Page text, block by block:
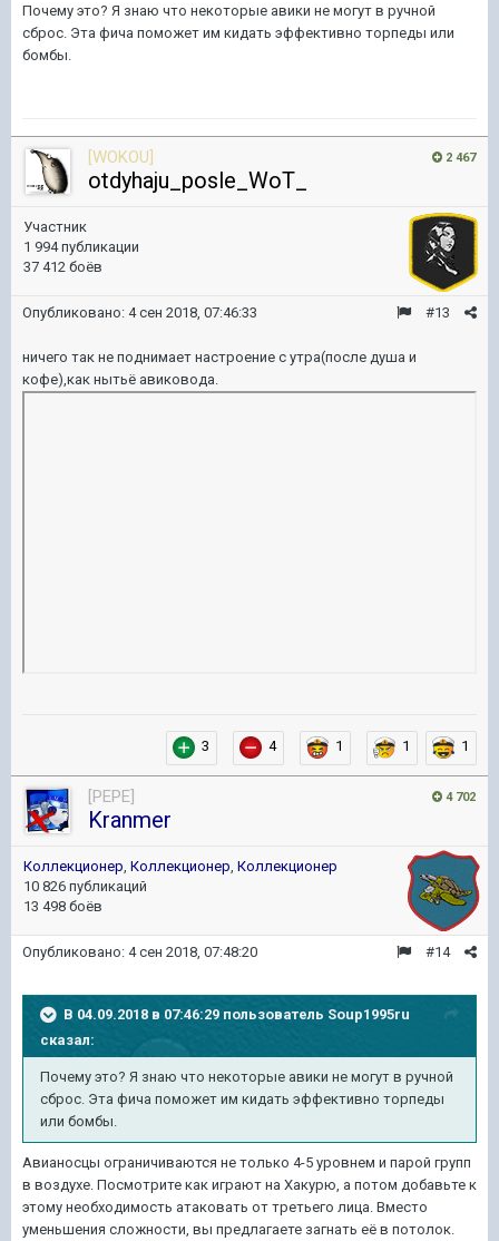
Почему это? Я знаю что некоторые авики не могут в ручной
сброс. Эта фича поможет им кидать эффективно торпеды или
бомбы.
2 467
[WOKOU]
otdyhaju_posle_WoT_
Участник
1 994 публикации
37 412 боёв
#13
Опубликовано: 4 сен 2018, 07:46:33
ничего так не поднимает настроение с утра(после душа и
кофе),как нытьё авиковода.
3 4 1 1 1
4 702
[PEPE]
Kranmer
Коллекционер Коллекционер Коллекционер
10 826 публикаций
13 498 боёв
#14
Опубликовано: 4 сен 2018, 07:48:20
В 04.09.2018 в 07:46:29 пользователь Soup1995ru
сказал:
Почему это? Я знаю что некоторые авики не могут в ручной
сброс. Эта фича поможет им кидать эффективно торпеды
или бомбы.
Авианосцы ограничиваются не только 4-5 уровнем и парой групп
в воздухе. Посмотрите как играют на Хакурю, а потом добавьте к
этому необходимость атаковать от третьего лица. Вместо
уменьшения сложности, вы предлагаете загнать её в потолок.